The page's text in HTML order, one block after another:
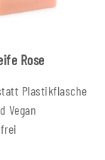
Rose
Plastikflasche
Vegan